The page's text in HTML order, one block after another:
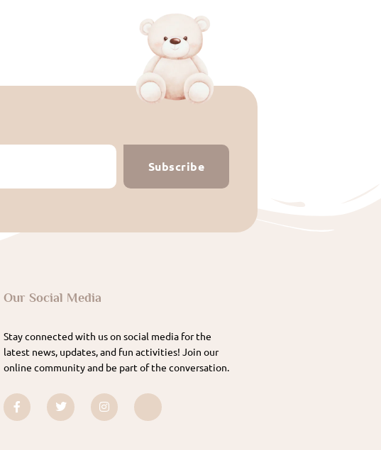
Subscribe
Our Social Media
Stay connected with us on social media for the
latest news, updates, and fun activities! Join our
online community and be part of the conversation.